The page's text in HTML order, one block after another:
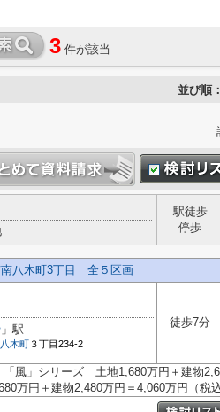
3 件が該当
並び順：
駅徒歩
停歩
八木町3丁目 全５区画
」駅
木町 ３丁目234‐2
徒歩7分
「風」シリーズ 土地1,680万円＋建物
円＋建物2,480万円＝4,060万円（税